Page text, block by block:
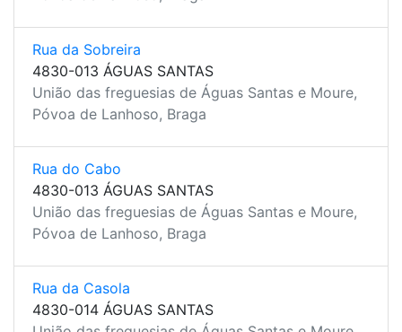
Rua da Sobreira
4830-013 ÁGUAS SANTAS
União das freguesias de Águas Santas e Moure,
Póvoa de Lanhoso, Braga
Rua do Cabo
4830-013 ÁGUAS SANTAS
União das freguesias de Águas Santas e Moure,
Póvoa de Lanhoso, Braga
Rua da Casola
4830-014 ÁGUAS SANTAS